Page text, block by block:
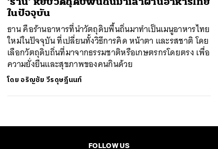
ในปัจจุบัน
ธาน คือร้านอาหารที่นำวัตถุดิบพื้นถิ่นมาทำเป็นเมนูอาหารไทย
ใหม่ในปัจจุบัน ที่เปลี่ยนทั้งวิธีการคิด หน้าตา และรสชาติ โดย
เลือกวัตถุดิบถิ่นที่มาจากธรรมชาติหรือเกษตรกรโดยตรง เพื่อ
ความยั่งยืนและสุขภาพของคนกินด้วย
โดย อริญชัย วีรดุษฎีนนท์
FOLLOW US